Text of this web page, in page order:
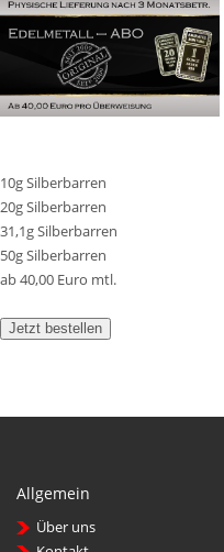
10g Silberbarren
20g Silberbarren
31,1g Silberbarren
50g Silberbarren
ab 40,00 Euro mtl.
Jetzt bestellen
Allgemein
Über uns